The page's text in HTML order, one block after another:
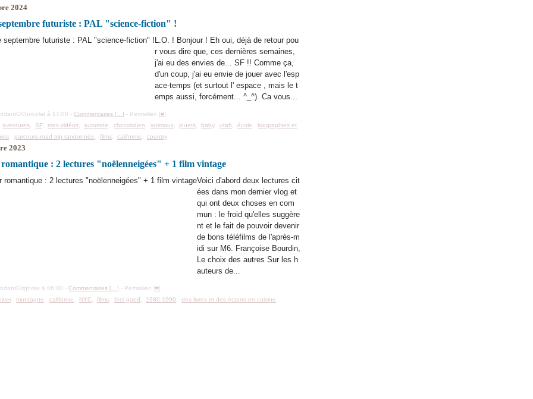
2024
futuriste : PAL "science-fiction" !
L.O. ! Bonjour ! Eh oui, déjà de retour pou
r vous dire que, ces dernières semaines,
j'ai eu des envies de... SF !! Comme ça,
d'un coup, j'ai eu envie de jouer avec l'esp
ace-temps (et surtout l' espace , mais le t
emps aussi, forcément... ^_^). Ca vous...
à 17:00 -Commentaires [ …] - Permalien [#]
,aventures SF, mes vidéos ,automne ,chocotidien ,animaux jouets baby, utah ,école
biographies et
parcours-road trip-randonnée ,films ,californie ,country
2023
: 2 lectures "noëlenneigées" + 1 film vintage
Voici d'abord deux lectures cit
ées dans mon dernier vlog et
qui ont deux choses en com
mun : le froid qu'elles suggère
nt et le fait de pouvoir devenir
de bons téléfilms de l'après-m
idi sur M6. Françoise Bourdin,
Le choix des autres Sur les h
auteurs de...
à 06:00 -Commentaires [ …] - Permalien [#]
, montagne ,californie NYC ,films ,feel good 1980-1990 ,des livres et des écrans en cuisine